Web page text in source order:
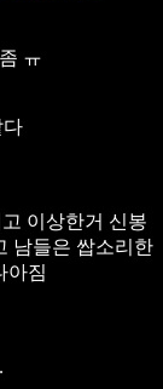
ㅠ
다
이상한거 신봉
남들은 쌉소리한
아짐